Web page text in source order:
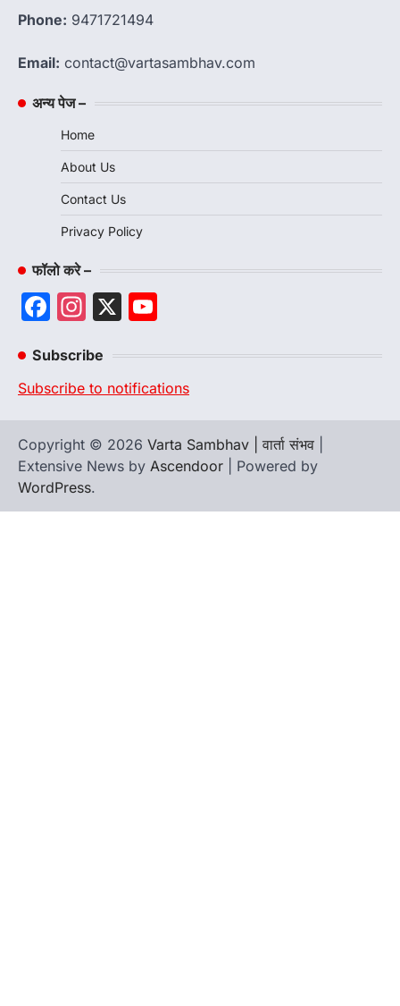
Phone: 9471721494
Email: contact@vartasambhav.com
अन्य पेज –
Home
About Us
Contact Us
Privacy Policy
फॉलो करे –
Facebook
Instagram
X
Subscribe
Subscribe to notifications
Copyright © 2026 Varta Sambhav | वार्ता संभव
Extensive News by Ascendoor | Powered by
WordPress.